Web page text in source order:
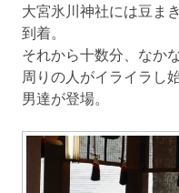
大宮氷川神社には豆ま
到着。
それから十数分、なか
周りの人がイライラし
男達が登場。